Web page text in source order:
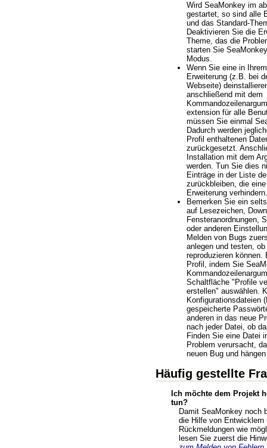
Wird SeaMonkey im
gestartet, so sind alle
und das Standard-
Deaktivieren Sie die
Theme, das die
starten Sie
Modus.
Wenn Sie eine in
Erweiterung (z.B. bei
Webseite)
anschließend mit dem
extension für alle
müssen Sie einmal
Dadurch werden
Profil enthaltenen
zurückgesetzt.
Installation mit dem
werden. Tun Sie dies
Einträge in der Liste
zurückbleiben, die
Erweiterung verhindern.
Bemerken Sie ein
auf Lesezeichen,
Fensteranordnungen,
oder anderen
Melden von Bugs
anlegen und testen,
reproduzieren
Profil, indem Sie
Schaltfläche "Profile
erstellen" auswählen.
Konfigurationsdateien
gespeicherte
anderen in das neue
nach jeder Datei, ob
Finden Sie eine Datei
Problem verursacht,
neuen Bug und
Häufig gestellte
Ich möchte dem Projekt
tun?
Damit SeaMonkey noch
die Hilfe von
Rückmeldungen wie
lesen Sie zuerst die